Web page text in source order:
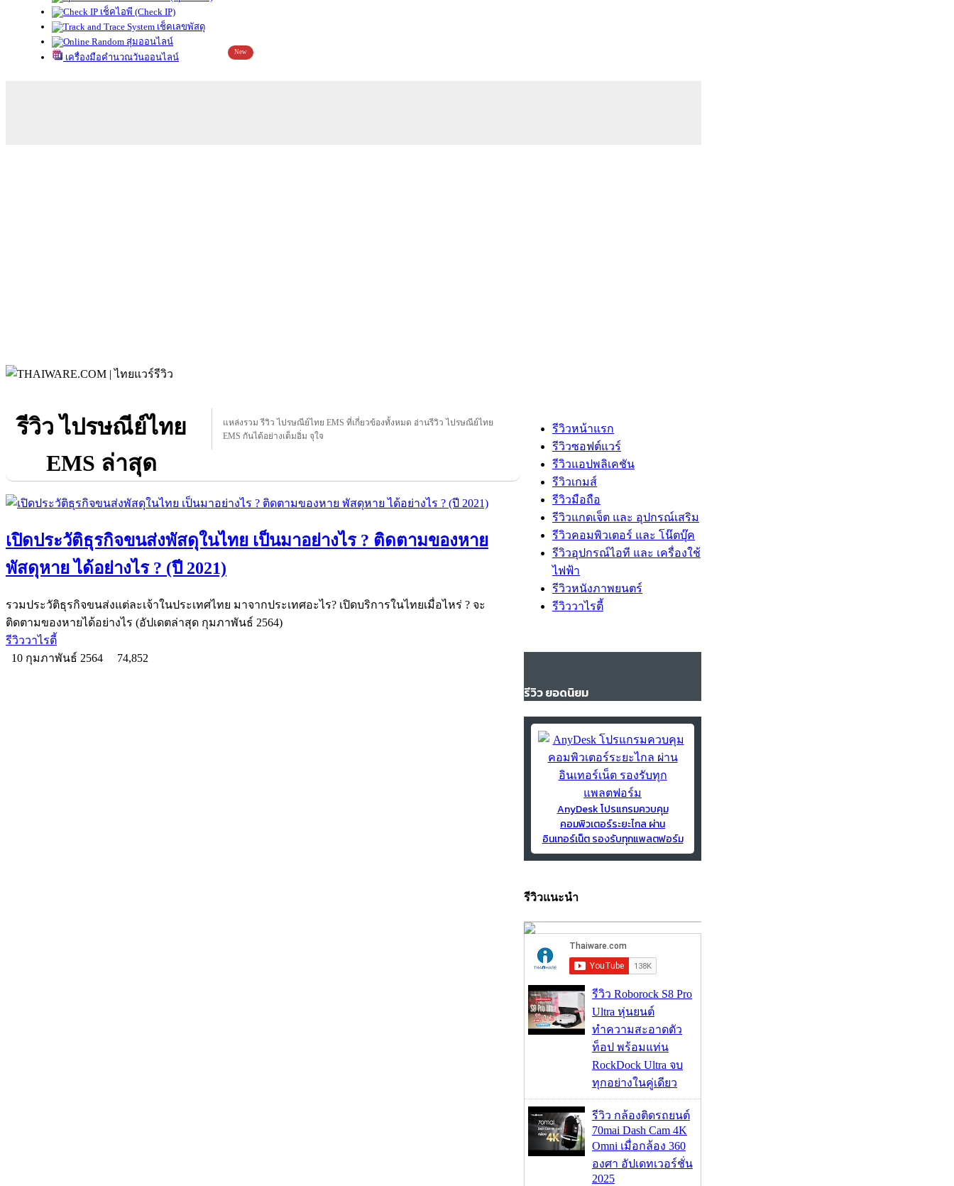
เช็คไอพี (Check IP)
เช็คเลขพัสดุ
สุ่มออนไลน์
เครื่องมือคำนวณวันออนไลน์
New
รีวิว ไปรษณีย์ไทย
EMS ล่าสุด
แหล่งรวม รีวิว ไปรษณีย์ไทย EMS ที่เกี่ยวข้องทั้งหมด อ่านรีวิว ไปรษณีย์ไทย
EMS กันได้อย่างเต็มอิ่ม จุใจ
เปิดประวัติธุรกิจขนส่งพัสดุในไทย เป็นมาอย่างไร ? ติดตามของหาย
พัสดุหาย ได้อย่างไร ? (ปี 2021)
รวมประวัติธุรกิจขนส่งแต่ละเจ้าในประเทศไทย มาจากประเทศอะไร? เปิดบริการในไทยเมื่อไหร่ ? จะ
ติดตามของหายได้อย่างไร (อัปเดตล่าสุด กุมภาพันธ์ 2564)
รีวิววาไรตี้
10 กุมภาพันธ์ 2564
74,852
รีวิวหน้าแรก
รีวิวซอฟต์แวร์
รีวิวแอปพลิเคชัน
รีวิวเกมส์
รีวิวมือถือ
รีวิวแกดเจ็ต และ อุปกรณ์เสริม
รีวิวคอมพิวเตอร์ และ โน๊ตบุ๊ค
รีวิวอุปกรณ์ไอที และ เครื่องใช้
ไฟฟ้า
รีวิวหนังภาพยนตร์
รีวิววาไรตี้
รีวิว ยอดนิยม
AnyDesk โปรแกรมควบคุม
คอมพิวเตอร์ระยะไกล ผ่าน
อินเทอร์เน็ต รองรับทุกแพลตฟอร์ม
รีวิวแนะนำ
รีวิว Roborock S8 Pro
Ultra หุ่นยนต์
ทำความสะอาดตัว
ท็อป พร้อมแท่น
RockDock Ultra จบ
ทุกอย่างในคู่เดียว
รีวิว กล้องติดรถยนต์
70mai Dash Cam 4K
Omni เมื่อกล้อง 360
องศา อัปเดทเวอร์ชั่น
2025